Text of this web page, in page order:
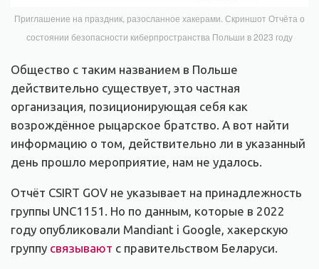
Приглашение на праздник, разосланное хакерами. Скриншот Отчёта о
состоянии безопасности киберпространства Польши в 2023 году
Общество с таким названием в Польше
действительно существует, это частная
организация, позиционирующая себя как
возрождённое рыцарское братство. А вот найти
информацию о том, действительно ли в указанный
день прошло мероприятие, нам не удалось.
Отчёт CSIRT GOV не указывает на принадлежность
группы UNC1151. Но по данным, которые в 2022
году опубликовали Mandiant i Google, хакерскую
группу связывают с правительством Беларуси.